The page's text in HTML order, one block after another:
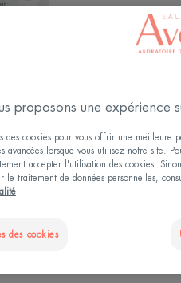
proposons une expérience
des cookies pour vous offrir une meilleure
avancées lorsque vous utilisez notre site.
accepter l'utilisation des cookies.
le traitement de données personnelles,
des cookies